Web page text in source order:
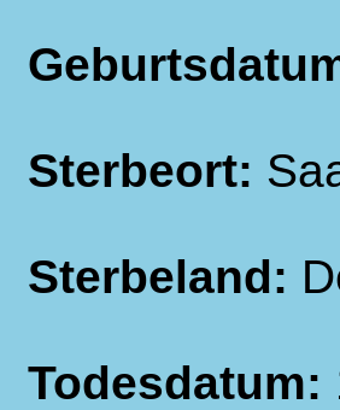
Sterbeort:
Sterbeland:
Todesdatum: